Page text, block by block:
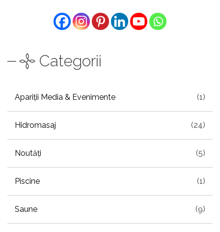
Categorii
Apariții Media & Evenimente (1)
Hidromasaj (24)
Noutăți (5)
Piscine (1)
Saune (9)